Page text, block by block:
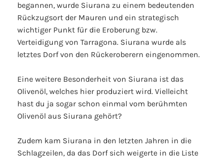
begannen, wurde Siurana zu einem bedeutenden
Rückzugsort der Mauren und ein strategisch
wichtiger Punkt für die Eroberung bzw.
Verteidigung von Tarragona. Siurana wurde als
letztes Dorf von den Rückeroberern eingenommen.
Eine weitere Besonderheit von Siurana ist das
Olivenöl, welches hier produziert wird. Vielleicht
hast du ja sogar schon einmal vom berühmten
Olivenöl aus Siurana gehört?
Zudem kam Siurana in den letzten Jahren in die
Schlagzeilen, da das Dorf sich weigerte in die Liste